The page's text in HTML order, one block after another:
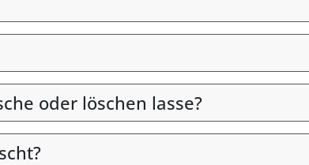
oder löschen lasse?